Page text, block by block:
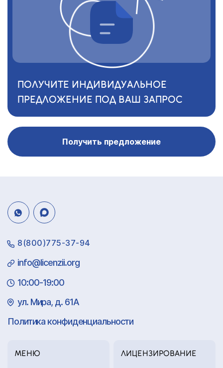
ПОЛУЧИТЕ ИНДИВИДУАЛЬНОЕ
ПРЕДЛОЖЕНИЕ ПОД ВАШ ЗАПРОС
Получить предложение
8(800)775-37-94
info@licenzii.org
10:00-19:00
ул. Мира, д. 61А
Политика конфиденциальности
МЕНЮ ЛИЦЕНЗИРОВАНИЕ